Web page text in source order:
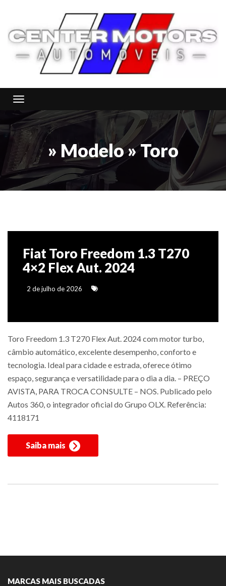
Toggle navigation
» Modelo » Toro
Fiat Toro Freedom 1.3 T270
4×2 Flex Aut. 2024
2 de julho de 2026
Toro Freedom 1.3 T270 Flex Aut. 2024 com motor turbo,
câmbio automático, excelente desempenho, conforto e
tecnologia. Ideal para cidade e estrada, oferece ótimo
espaço, segurança e versatilidade para o dia a dia. – PREÇO
AVISTA, PARA TROCA CONSULTE – NOS. Publicado pelo
Autos 360, o integrador oficial do Grupo OLX. Referência:
4118171
Saiba mais
MARCAS MAIS BUSCADAS